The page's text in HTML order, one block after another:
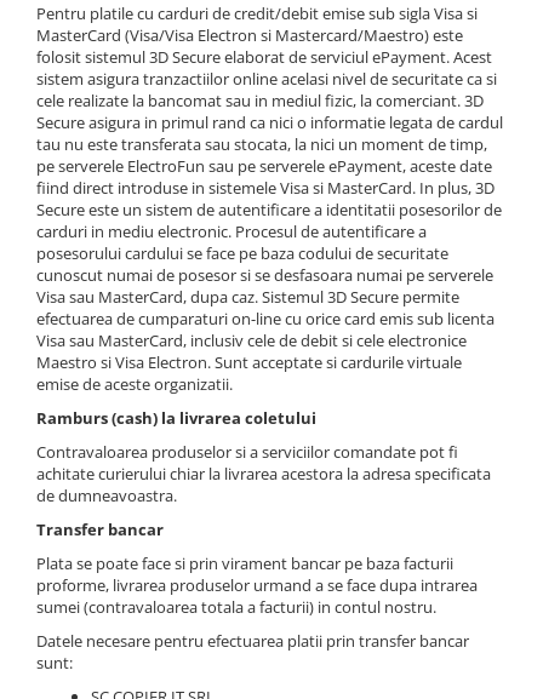
Motoare Periate
Mufe si Conectori
Radiocomenzi 6 Canale – Control
Precis și Stabil pentru Modele RC
Navomag
Servomotoare
Suruburi / bucsi
Variatoare Esc-uri Brushless
Variatoare turatie - Esc-uri Periate
Voltmetre
Genti si accesorii femei
Haine
Caciuli si Palarii
Haine Ciclism
Haine dama
Pantaloni barbati
Iluminat & electrice
Imbracaminte
Incarcatoare telefoane
Ingrijire personala & Cosmetice
Playere si Boxe portabile
Retelistica & Supraveghere
Scule Electrice
Smartwatch-uri
STAND UP PADDLES
Textile
Textile camera
USB
Pentru platile cu carduri de credit/debit emise sub sigla Visa si
MasterCard (Visa/Visa Electron si Mastercard/Maestro) este
folosit sistemul 3D Secure elaborat de serviciul ePayment. Acest
sistem asigura tranzactiilor online acelasi nivel de securitate ca si
cele realizate la bancomat sau in mediul fizic, la comerciant. 3D
Secure asigura in primul rand ca nici o informatie legata de cardul
tau nu este transferata sau stocata, la nici un moment de timp,
pe serverele ElectroFun sau pe serverele ePayment, aceste date
fiind direct introduse in sistemele Visa si MasterCard. In plus, 3D
Secure este un sistem de autentificare a identitatii posesorilor de
carduri in mediu electronic. Procesul de autentificare a
posesorului cardului se face pe baza codului de securitate
cunoscut numai de posesor si se desfasoara numai pe serverele
Visa sau MasterCard, dupa caz. Sistemul 3D Secure permite
efectuarea de cumparaturi on-line cu orice card emis sub licenta
Visa sau MasterCard, inclusiv cele de debit si cele electronice
Maestro si Visa Electron. Sunt acceptate si cardurile virtuale
emise de aceste organizatii.
Ramburs (cash) la livrarea coletului
Contravaloarea produselor si a serviciilor comandate pot fi
achitate curierului chiar la livrarea acestora la adresa specificata
de dumneavoastra.
Transfer bancar
Plata se poate face si prin virament bancar pe baza facturii
proforme, livrarea produselor urmand a se face dupa intrarea
sumei (contravaloarea totala a facturii) in contul nostru.
Datele necesare pentru efectuarea platii prin transfer bancar
sunt: